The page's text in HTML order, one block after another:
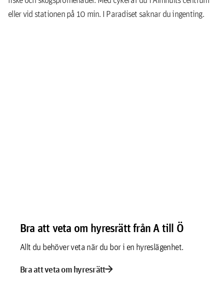
eller vid stationen på 10 min. I Paradiset saknar du ingenting.
Bra att veta om hyresrätt från A till Ö
Allt du behöver veta när du bor i en hyreslägenhet.
Bra att veta om hyresrättarrow_forward